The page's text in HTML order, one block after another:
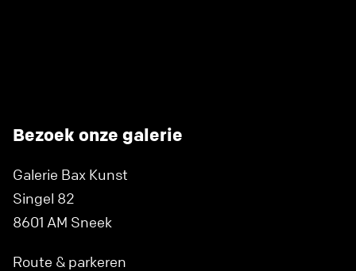
Bezoek onze galerie
Galerie Bax Kunst
Singel 82
8601 AM Sneek
Route & parkeren